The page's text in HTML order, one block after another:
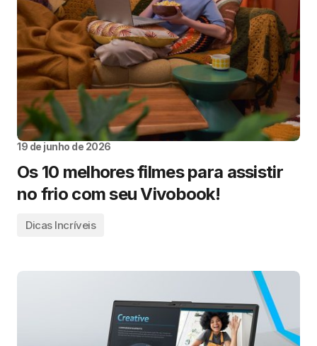
19 de junho de 2026
Os 10 melhores filmes para assistir
no frio com seu Vivobook!
Dicas Incríveis